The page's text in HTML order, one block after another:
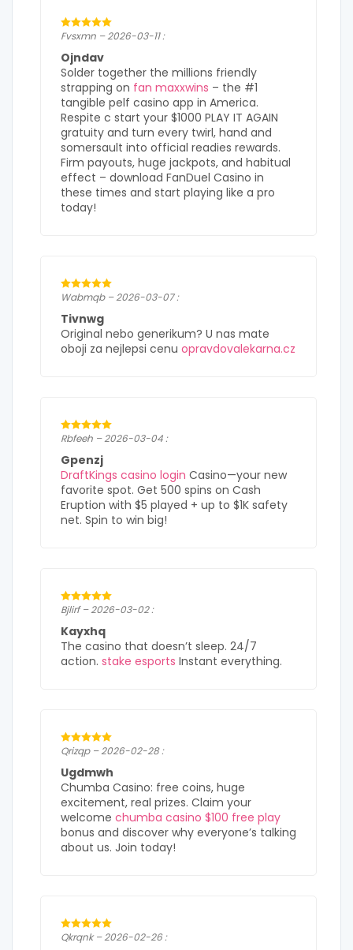
Fvsxmn – 2026-03-11 :
Ojndav
Solder together the millions friendly
strapping on fan maxxwins – the #1
tangible pelf casino app in America.
Respite c start your $1000 PLAY IT AGAIN
gratuity and turn every twirl, hand and
somersault into official readies rewards.
Firm payouts, huge jackpots, and habitual
effect – download FanDuel Casino in
these times and start playing like a pro
today!
Wabmqb – 2026-03-07 :
Tivnwg
Original nebo generikum? U nas mate
oboji za nejlepsi cenu opravdovalekarna.cz
Rbfeeh – 2026-03-04 :
Gpenzj
DraftKings casino login Casino—your new
favorite spot. Get 500 spins on Cash
Eruption with $5 played + up to $1K safety
net. Spin to win big!
Bjlirf – 2026-03-02 :
Kayxhq
The casino that doesn’t sleep. 24/7
action. stake esports Instant everything.
Qrizqp – 2026-02-28 :
Ugdmwh
Chumba Casino: free coins, huge
excitement, real prizes. Claim your
welcome chumba casino $100 free play
bonus and discover why everyone’s talking
about us. Join today!
Qkrqnk – 2026-02-26 :